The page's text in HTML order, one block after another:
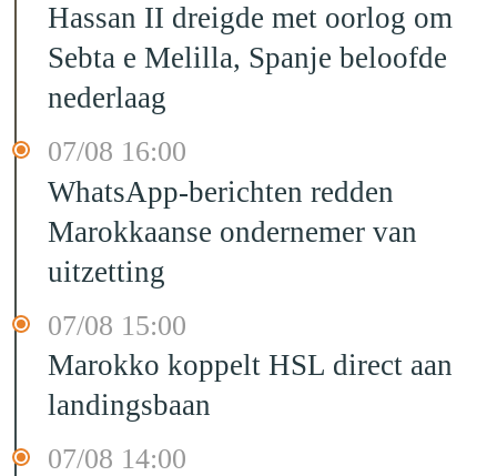
Hassan II dreigde met oorlog om
Sebta e Melilla, Spanje beloofde
nederlaag
07/08 16:00
WhatsApp-berichten redden
Marokkaanse ondernemer van
uitzetting
07/08 15:00
Marokko koppelt HSL direct aan
landingsbaan
07/08 14:00